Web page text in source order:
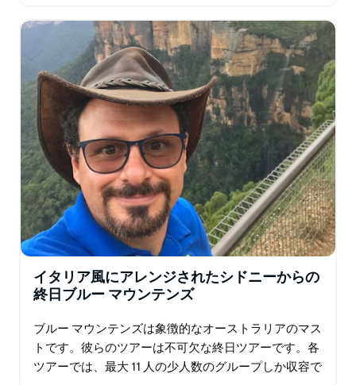
に最適な機会です. Ready Steady…
イタリア風にアレンジされたシドニーからの
終日ブルー マウンテンズ
ブルー マウンテンズは象徴的なオーストラリアのマス
トです。彼らのツアーは不可欠な終日ツアーです。各
ツアーでは、最大 11 人の少人数のグループしか収容で